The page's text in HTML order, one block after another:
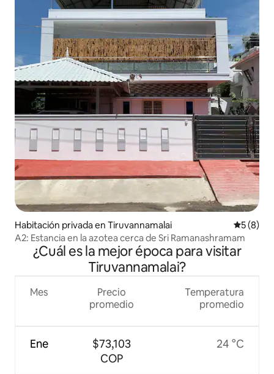
Habitación privada en Tiruvannamalai
5 (8)
A2: Estancia en la azotea cerca de Sri Ramanashramam
¿Cuál es la mejor época para visitar
Tiruvannamalai?
Mes
Ene
Precio
promedio
$73,103
COP
Temperatura
promedio
24 °C